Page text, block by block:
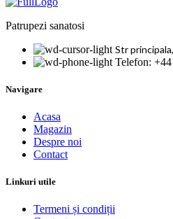
Patrupezi sanatosi
Str principala,
Telefon:
Navigare
Acasa
Magazin
Despre noi
Contact
Linkuri utile
Termeni și condiții